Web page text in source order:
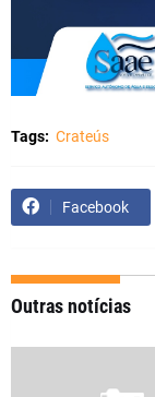
Tags: Crateús
Facebook
Outras notícias